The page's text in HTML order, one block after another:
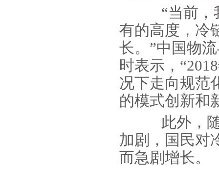
“当前，我
有的高度，冷
长。”中国物
时表示，
况下走向规范
的模式创新和
此外，随
加剧，国民对
而急剧增长。